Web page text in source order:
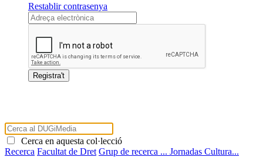
Restablir contrasenya
Cerca en aquesta col·lecció
Recerca Facultat de Dret Grup de recerca ... Jornadas Cultura...